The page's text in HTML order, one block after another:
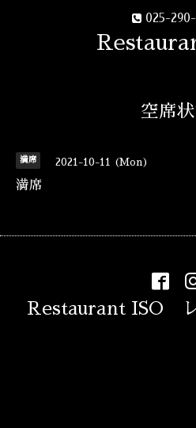
025-290-
空席
満席 2021-10-11 (Mon)
満席
Restaurant ISO